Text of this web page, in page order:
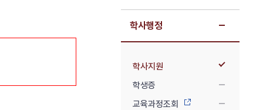
학사행정
학사지원
학생증
교육과정조회